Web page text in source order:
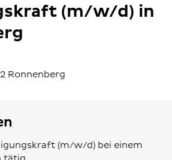
(m/w/d) in
Ronnenberg
(m/w/d) bei einem